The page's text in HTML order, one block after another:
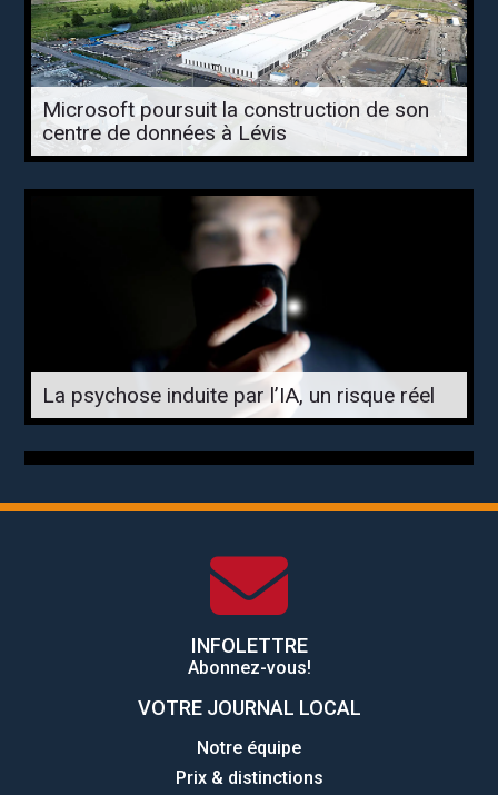
Microsoft poursuit la construction de son
centre de données à Lévis
La psychose induite par l’IA, un risque réel
INFOLETTRE
Abonnez-vous!
VOTRE JOURNAL LOCAL
Notre équipe
Prix & distinctions